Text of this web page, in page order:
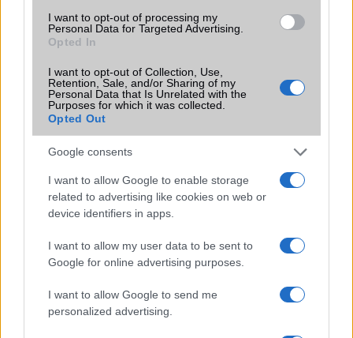
I want to opt-out of processing my
Personal Data for Targeted Advertising.
Opted In
I want to opt-out of Collection, Use,
Retention, Sale, and/or Sharing of my
Personal Data that Is Unrelated with the
Purposes for which it was collected.
Opted Out
Google consents
I want to allow Google to enable storage
related to advertising like cookies on web or
device identifiers in apps.
I want to allow my user data to be sent to
Google for online advertising purposes.
I want to allow Google to send me
personalized advertising.
LEGOLVASOTTABBAK
Számos népszerű Samsung Galaxy készülék kimarad a One
UI 9 frissítésből – itt a lista az érintett modellekről
iPhone 18 bemutató dátum - ekkor rántja le a leplet az
Az Android rejtett automatizmusai: hat funkció, amely
észrevétlenül könnyíti meg a mindennapokat
Ez a rejtett Samsung funkció teljesen megváltoztatja a
mobilhasználatot – sokan mégsem tudnak róla
Nem biztos, hogy érdemes kivárni az iPhone 18 Prot
A Galaxy S25 is megkaphatja a Galaxy S26 egyik legjobb